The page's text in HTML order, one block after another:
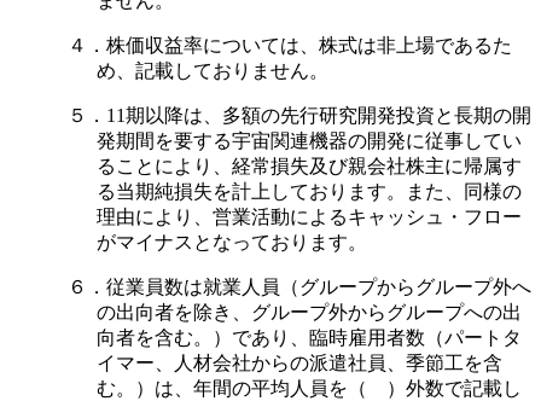
４．株価収益率については、株式は非上場であるた
め、記載しておりません。
５．11期以降は、多額の先行研究開発投資と長期の開
発期間を要する宇宙関連機器の開発に従事してい
ることにより、経常損失及び親会社株主に帰属す
る当期純損失を計上しております。また、同様の
理由により、営業活動によるキャッシュ・フロー
がマイナスとなっております。
６．従業員数は就業人員（グループからグループ外へ
の出向者を除き、グループ外からグループへの出
向者を含む。）であり、臨時雇用者数（パートタ
イマー、人材会社からの派遣社員、季節工を含
む。）は、年間の平均人員を（ ）外数で記載し